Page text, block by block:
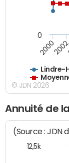
Lindre-
20002002
0
© JDN 2026
Annuité de
(Source : JDN
12,5k